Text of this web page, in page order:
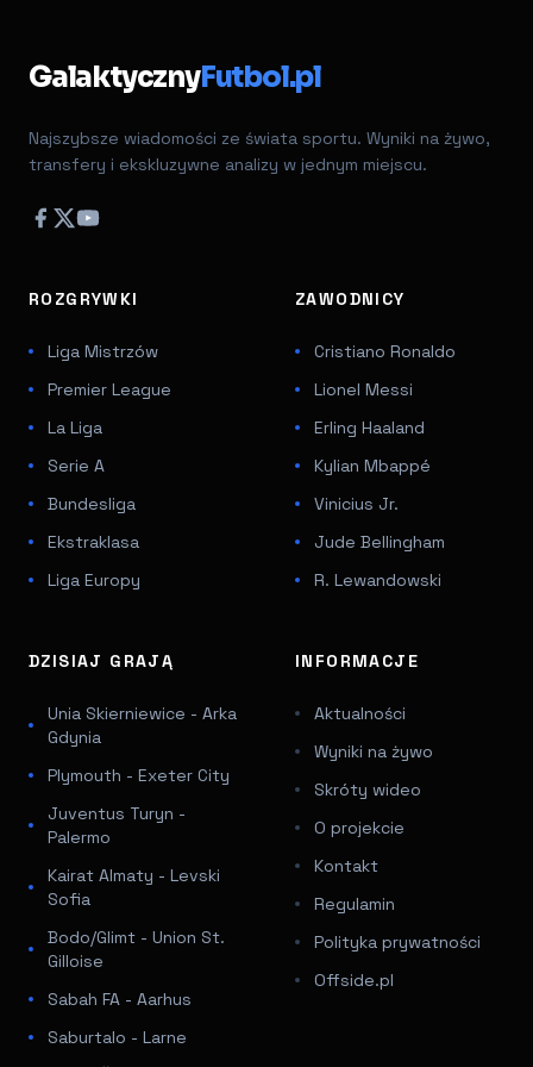
GalaktycznyFutbol.pl
Najszybsze wiadomości ze świata sportu. Wyniki na żywo,
transfery i ekskluzywne analizy w jednym miejscu.
ROZGRYWKI
Liga Mistrzów
Premier League
La Liga
Serie A
Bundesliga
Ekstraklasa
Liga Europy
ZAWODNICY
Cristiano Ronaldo
Lionel Messi
Erling Haaland
Kylian Mbappé
Vinicius Jr.
Jude Bellingham
R. Lewandowski
DZISIAJ GRAJĄ
Unia Skierniewice - Arka
Gdynia
Plymouth - Exeter City
Juventus Turyn -
Palermo
Kairat Almaty - Levski
Sofia
Bodo/Glimt - Union St.
Gilloise
Sabah FA - Aarhus
Saburtalo - Larne
INFORMACJE
Aktualności
Wyniki na żywo
Skróty wideo
O projekcie
Kontakt
Regulamin
Polityka prywatności
Offside.pl